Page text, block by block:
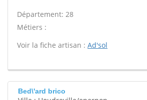
Département: 28
Métiers :
Voir la fiche artisan : Ad'sol
Bed\'ard brico